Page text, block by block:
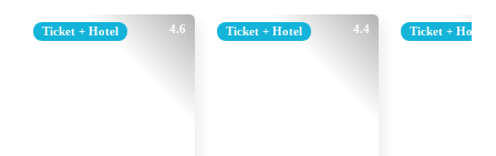
4.6
Ticket + Hotel 4.4
Ticket + Hotel Ticket + Hotel